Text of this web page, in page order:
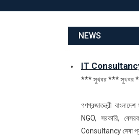
NEWS
IT
*** সুখবর *** সুখবর
গণপ্রজাতন্ত্রী
NGO, সরকারি,
Consultancy সেবা